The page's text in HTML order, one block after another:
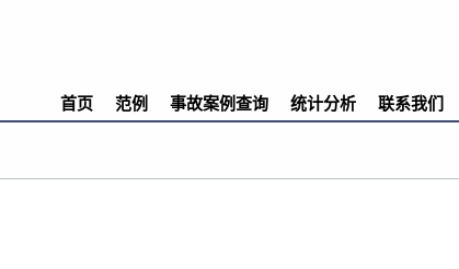
首页 范例 事故案例查询 统计分析 联系我们